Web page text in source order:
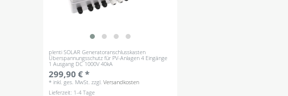
plenti SOLAR Generatoranschlusskasten
Überspannungsschutz für PV-Anlagen 4 Eingänge
1 Ausgang DC 1000V 40kA
299,90 € *
* inkl. ges. MwSt. zzgl.Versandkosten
Lieferzeit: 1-4 Tage